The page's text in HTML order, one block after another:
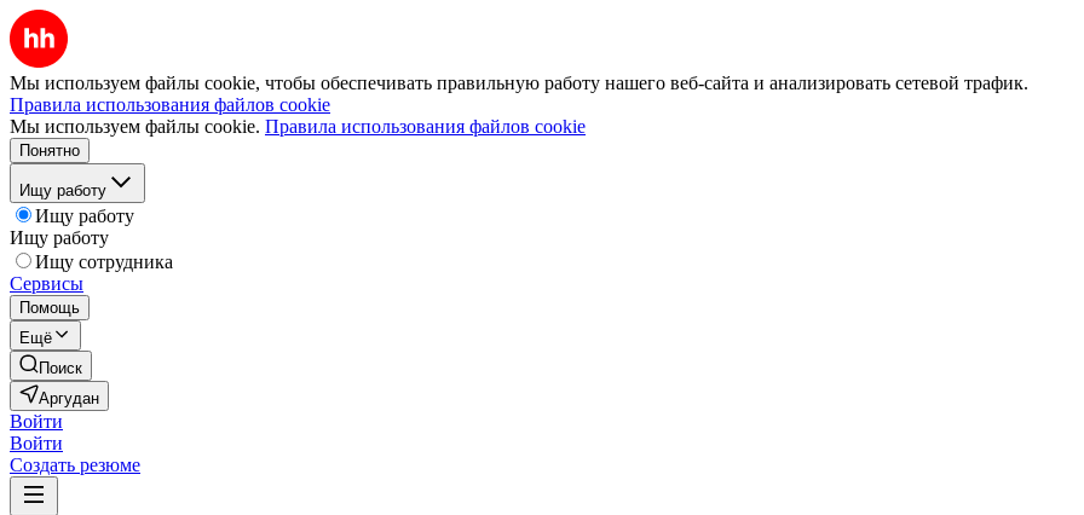
Мы используем файлы cookie, чтобы обеспечивать правильную работу нашего веб-сайта и анализировать сетевой трафик.
Правила использования файлов cookie
Мы используем файлы cookie. Правила использования файлов cookie
Понятно
Ищу работу
Ищу работу
Ищу работу
Ищу сотрудника
Сервисы
Помощь
Ещё
Поиск
Аргудан
Войти
Войти
Создать резюме